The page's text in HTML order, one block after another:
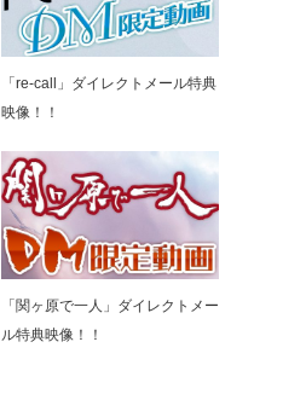
「re-call」ダイレクトメール特典
映像！！
「関ヶ原で⼀⼈」ダイレクトメー
ル特典映像！！